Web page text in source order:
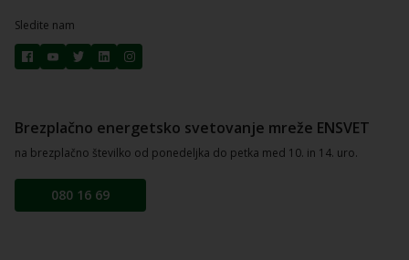
Sledite nam
Brezplačno energetsko svetovanje mreže ENSVET
na brezplačno številko od ponedeljka do petka med 10. in 14. uro.
080 16 69